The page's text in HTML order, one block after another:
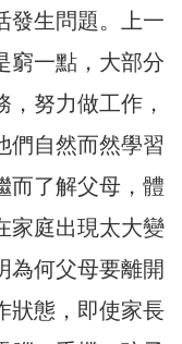
發生問題。上一
窮一點，大部分
努力做工作，
們自然而然學習
而了解父母，體
家庭出現太大變
為何父母要離開
狀態，即使家長